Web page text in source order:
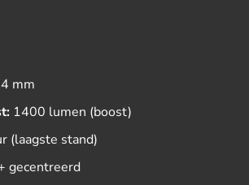
mm
1400 lumen (boost)
(laagste stand)
gecentreerd